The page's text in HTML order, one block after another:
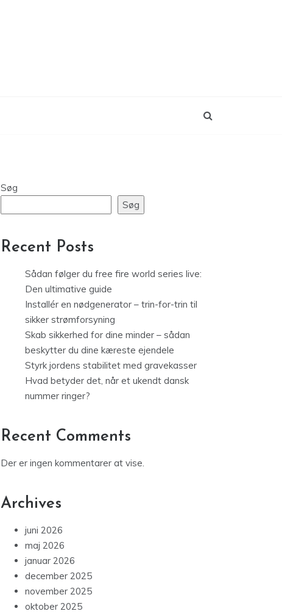
Søg
Søg
Recent Posts
Sådan følger du free fire world series live:
Den ultimative guide
Installér en nødgenerator – trin-for-trin til
sikker strømforsyning
Skab sikkerhed for dine minder – sådan
beskytter du dine kæreste ejendele
Styrk jordens stabilitet med gravekasser
Hvad betyder det, når et ukendt dansk
nummer ringer?
Recent Comments
Der er ingen kommentarer at vise.
Archives
juni 2026
maj 2026
januar 2026
december 2025
november 2025
oktober 2025